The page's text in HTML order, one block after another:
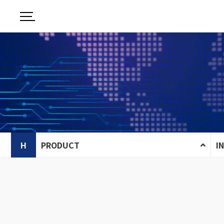
H PRODUCT